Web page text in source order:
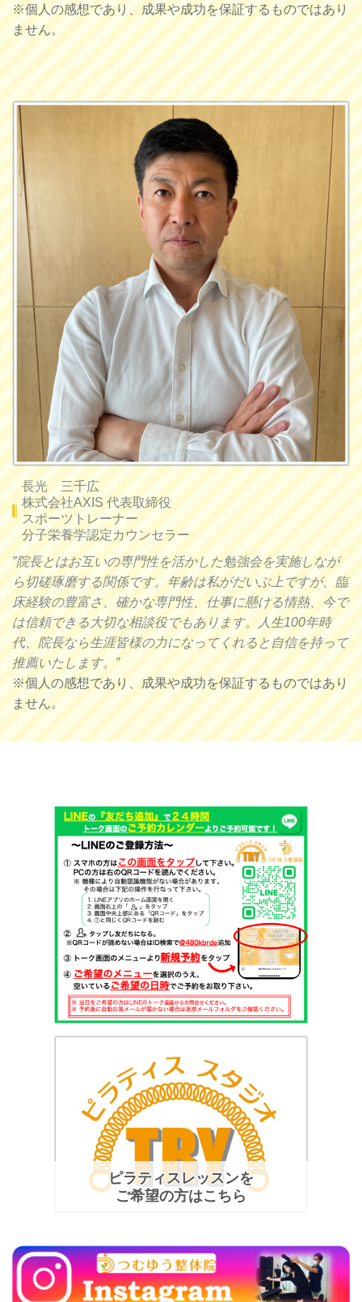
※個人の感想であり、成果や成功を保証するものではあり
ません。
長光 三千広
株式会社AXIS 代表取締役
スポーツトレーナー
分子栄養学認定カウンセラー
”院長とはお互いの専門性を活かした勉強会を実施しなが
ら切磋琢磨する関係です。年齢は私がだいぶ上ですが、臨
床経験の豊富さ、確かな専門性、仕事に懸ける情熱、今で
は信頼できる大切な相談役でもあります。人生100年時
代、院長なら生涯皆様の力になってくれると自信を持って
推薦いたします。”
※個人の感想であり、成果や成功を保証するものではあり
ません。
ピラティスレッスンを
ご希望の方はこちら